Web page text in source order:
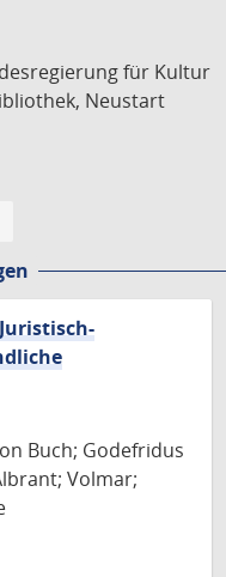
für Kultur
Neustart
Buch; Godefridus
Volmar;